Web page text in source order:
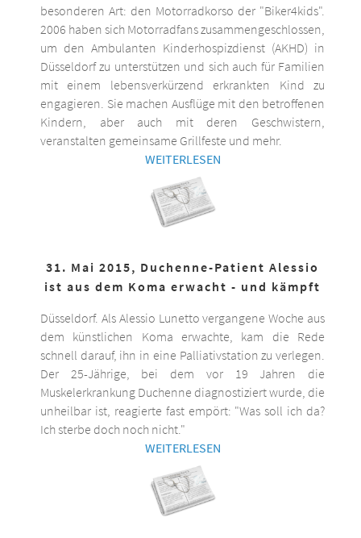
besonderen Art: den Motorradkorso der "Biker4kids".
2006 haben sich Motorradfans zusammengeschlossen,
um den Ambulanten Kinderhospizdienst (AKHD) in
Düsseldorf zu unterstützen und sich auch für Familien
mit einem lebensverkürzend erkrankten Kind zu
engagieren. Sie machen Ausflüge mit den betroffenen
Kindern, aber auch mit deren Geschwistern,
veranstalten gemeinsame Grillfeste und mehr.
WEITERLESEN
31. Mai 2015, Duchenne-Patient Alessio
ist aus dem Koma erwacht - und kämpft
Düsseldorf. Als Alessio Lunetto vergangene Woche aus
dem künstlichen Koma erwachte, kam die Rede
schnell darauf, ihn in eine Palliativstation zu verlegen.
Der 25-Jährige, bei dem vor 19 Jahren die
Muskelerkrankung Duchenne diagnostiziert wurde, die
unheilbar ist, reagierte fast empört: "Was soll ich da?
Ich sterbe doch noch nicht."
WEITERLESEN